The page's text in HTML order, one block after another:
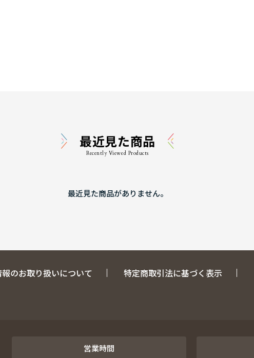
最近見た商品
Recently Viewed Products
最近見た商品がありません。
のお取り扱いについて 特定商取引法に基づく表示
営業時間